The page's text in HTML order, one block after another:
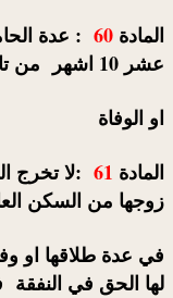
المادة 60 : عدة
عشر 10 اشهر من تاريخ الطلاق
او الوفاة
المادة 61 :لا تخرج
زوجها من السكن
في عدة طلاقها او
لها الحق في